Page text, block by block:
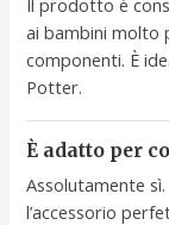
ai bambini molto
componenti. È
Potter.
È adatto per
Assolutamente
l’accessorio